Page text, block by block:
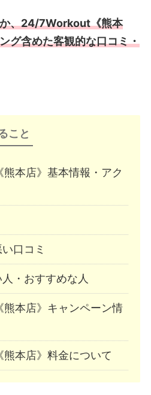
、24/7Workout《熊本
グ含めた客観的な口コミ・
こと
本店》基本情報・アク
口コミ
・おすすめな人
本店》キャンペーン情
本店》料金について